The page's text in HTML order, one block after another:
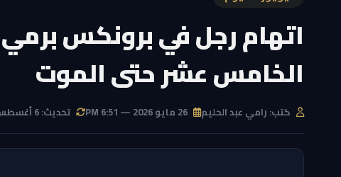
اتهام رجل في برونكس
الخامس عشر حتى الموت
كتب: رامي عبد الحليم تحديث: 6 أغسطس 2026 — 6:57 AM